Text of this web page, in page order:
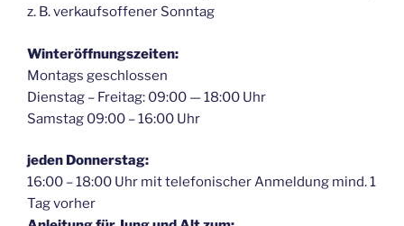
z. B. verkaufsoffener Sonntag
Winteröffnungszeiten:
Montags geschlossen
Dienstag – Freitag: 09:00 — 18:00 Uhr
Samstag 09:00 – 16:00 Uhr
jeden Donnerstag:
16:00 – 18:00 Uhr mit telefonischer Anmeldung mind. 1
Tag vorher